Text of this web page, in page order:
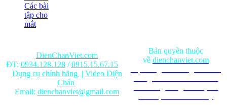
Các bài
tập cho
mắt
DienChanViet.com
ĐT: 0934.128.128/0915.15.67.15
Dụng cụ chính hãng | Video Diện
Chẩn
Email: dienchanviet@gmail.com
Bản quyền thuộc
về dienchanviet.com